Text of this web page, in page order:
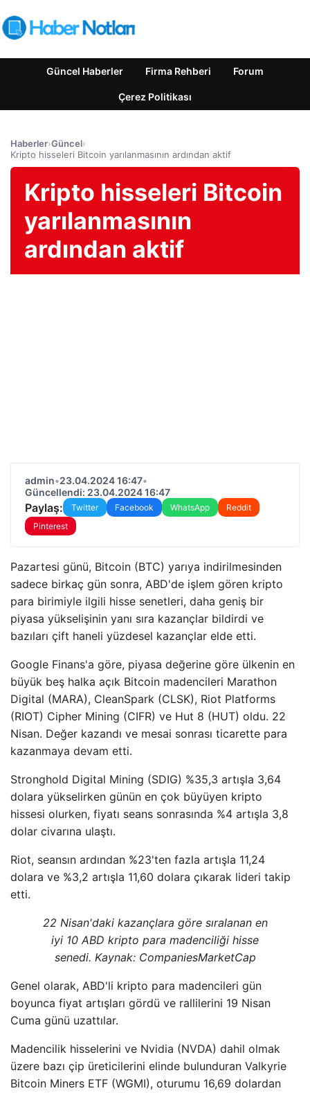
Güncel Haberler Firma Rehberi Forum
Çerez Politikası
Haberler›Güncel›
Kripto hisseleri Bitcoin yarılanmasının ardından aktif
Kripto hisseleri Bitcoin
yarılanmasının
ardından aktif
admin•23.04.2024 16:47•
Güncellendi: 23.04.2024 16:47
Paylaş: Twitter Facebook WhatsApp
Reddit
Pinterest
Pazartesi günü, Bitcoin (BTC) yarıya indirilmesinden
sadece birkaç gün sonra, ABD'de işlem gören kripto
para birimiyle ilgili hisse senetleri, daha geniş bir
piyasa yükselişinin yanı sıra kazançlar bildirdi ve
bazıları çift haneli yüzdesel kazançlar elde etti.
Google Finans'a göre, piyasa değerine göre ülkenin en
büyük beş halka açık Bitcoin madencileri Marathon
Digital (MARA), CleanSpark (CLSK), Riot Platforms
(RIOT) Cipher Mining (CIFR) ve Hut 8 (HUT) oldu. 22
Nisan. Değer kazandı ve mesai sonrası ticarette para
kazanmaya devam etti.
Stronghold Digital Mining (SDIG) %35,3 artışla 3,64
dolara yükselirken günün en çok büyüyen kripto
hissesi olurken, fiyatı seans sonrasında %4 artışla 3,8
dolar civarına ulaştı.
Riot, seansın ardından %23'ten fazla artışla 11,24
dolara ve %3,2 artışla 11,60 dolara çıkarak lideri takip
etti.
22 Nisan'daki kazançlara göre sıralanan en
iyi 10 ABD kripto para madenciliği hisse
senedi. Kaynak: CompaniesMarketCap
Genel olarak, ABD'li kripto para madencileri gün
boyunca fiyat artışları gördü ve rallilerini 19 Nisan
Cuma günü uzattılar.
Madencilik hisselerini ve Nvidia (NVDA) dahil olmak
üzere bazı çip üreticilerini elinde bulunduran Valkyrie
Bitcoin Miners ETF (WGMI), oturumu 16,69 dolardan